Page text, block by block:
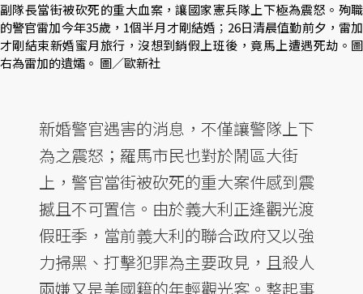
副隊長當街被砍死的重大血案，讓國家憲兵隊上下極為震怒。殉職
的警官雷加今年35歲，1個半月才剛結婚；26日清晨值勤前夕，雷加
才剛結束新婚蜜月旅行，沒想到銷假上班後，竟馬上遭遇死劫。圖
右為雷加的遺孀。 圖／歐新社
新婚警官遇害的消息，不僅讓警隊上下
為之震怒；羅馬市民也對於鬧區大街
上，警官當街被砍死的重大案件感到震
撼且不可置信。由於義大利正逢觀光渡
假旺季，當前義大利的聯合政府又以強
力掃黑、打擊犯罪為主要政見，且殺人
兩嫌又是美國籍的年輕觀光客。整起事